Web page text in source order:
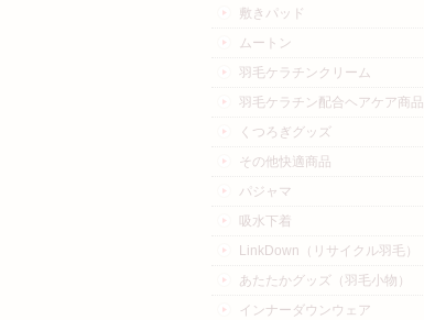
敷きパッド
ムートン
羽毛ケラチンクリーム
羽毛ケラチン配合ヘアケア商品
くつろぎグッズ
その他快適商品
パジャマ
吸水下着
LinkDown（リサイクル羽毛）
あたたかグッズ（羽毛小物）
インナーダウンウェア